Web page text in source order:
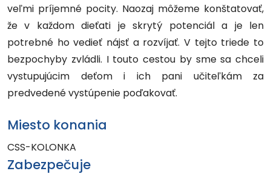
veľmi príjemné pocity. Naozaj môžeme konštatovať,
že v každom dieťati je skrytý potenciál a je len
potrebné ho vedieť nájsť a rozvíjať. V tejto triede to
bezpochyby zvládli. I touto cestou by sme sa chceli
vystupujúcim deťom i ich pani učiteľkám za
predvedené vystúpenie poďakovať.
Miesto konania
CSS-KOLONKA
Zabezpečuje